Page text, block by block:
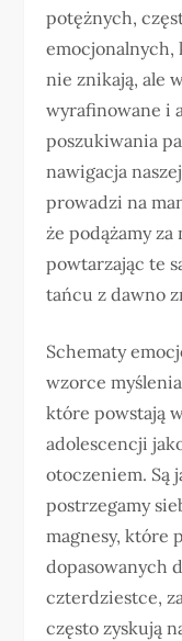
potężnych,
nie znikają, ale
wyrafinowane i
poszukiwania
nawigacja
prowadzi na
że podążamy
powtarzając te
tańcu z dawno
Schematy
wzorce
które powstają
adolescencji
otoczeniem. Są
postrzegamy
magnesy, które
dopasowanych
czterdziestce,
często zyskują